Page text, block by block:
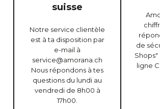
suisse
Notre service clientèle
est à ta disposition par
e-mail à
service@amorana.ch
Nous répondons à tes
questions du lundi au
vendredi de 8h00 à
17h00.
de
ligne